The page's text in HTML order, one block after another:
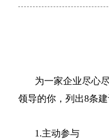
为一家企业尽心
领导的你，列出8条建
1.主动参与